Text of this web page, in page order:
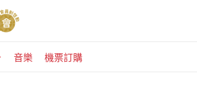
音樂 機票訂購